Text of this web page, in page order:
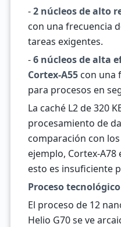
-2 núcleos de alto
con una frecuencia
tareas exigentes.
-6 núcleos de alta
Cortex-A55con una
para procesos en
La caché L2 de 320
procesamiento de
comparación con
ejemplo, Cortex-A78
esto es insuficiente
Proceso
El proceso de 12
Helio G70 se ve